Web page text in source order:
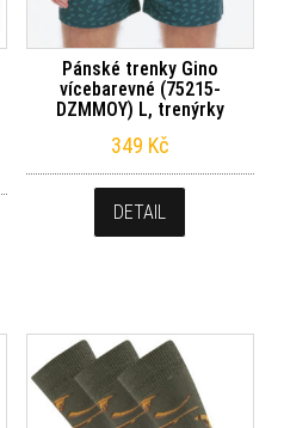
Pánské trenky Gino
vícebarevné (75215-
DZMMOY) L, trenýrky
349 Kč
DETAIL